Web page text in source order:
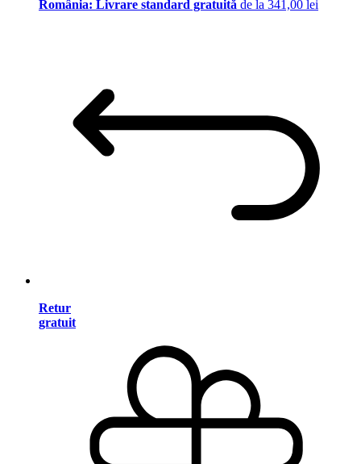
România: Livrare standard gratuită de la 341,00 lei
Retur
gratuit